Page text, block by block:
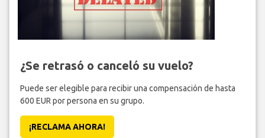
¿Se retrasó o canceló su vuelo?
Puede ser elegible para recibir una compensación de hasta
600 EUR por persona en su grupo.
¡RECLAMA AHORA!